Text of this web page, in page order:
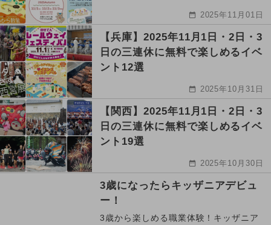
2025年11月01日
【兵庫】2025年11月1日・2日・3
日の三連休に無料で楽しめるイベ
ント12選
2025年10月31日
【関西】2025年11月1日・2日・3
日の三連休に無料で楽しめるイベ
ント19選
2025年10月30日
3歳になったらキッザニアデビュ
ー！
3歳から楽しめる職業体験！キッザニア